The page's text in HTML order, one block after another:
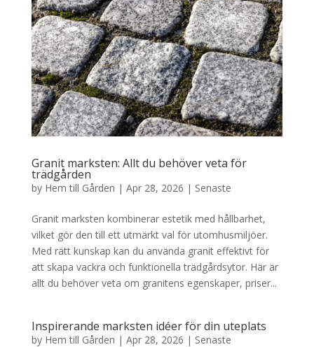
Granit marksten: Allt du behöver veta för
trädgården
by Hem till Gården | Apr 28, 2026 | Senaste
Granit marksten kombinerar estetik med hållbarhet,
vilket gör den till ett utmärkt val för utomhusmiljöer.
Med rätt kunskap kan du använda granit effektivt för
att skapa vackra och funktionella trädgårdsytor. Här är
allt du behöver veta om granitens egenskaper, priser...
Inspirerande marksten idéer för din uteplats
by Hem till Gården | Apr 28, 2026 | Senaste